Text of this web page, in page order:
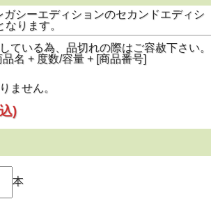
ガシーエディションのセカンドエディシ
ります。
ている為、品切れの際はご容赦下さい。
名 + 度数/容量 + [商品番号]
ません。
)
本